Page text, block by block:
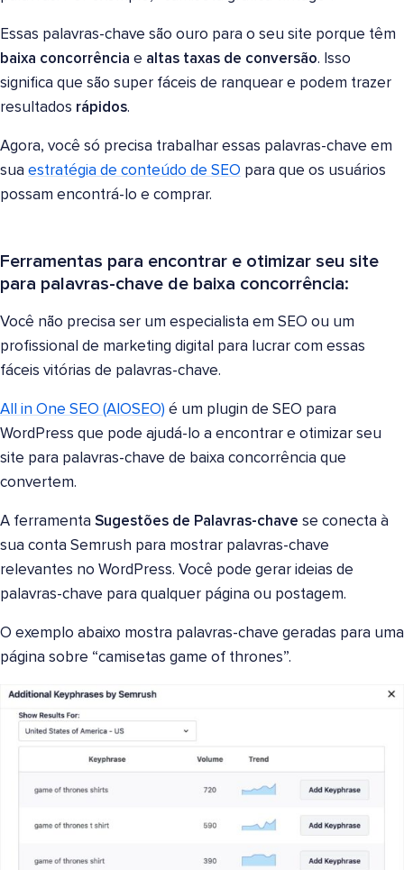
Essas palavras-chave são ouro para o seu site porque têm
baixa concorrência e altas taxas de conversão. Isso
significa que são super fáceis de ranquear e podem trazer
resultados rápidos.
Agora, você só precisa trabalhar essas palavras-chave em
sua estratégia de conteúdo de SEO para que os usuários
possam encontrá-lo e comprar.
Ferramentas para encontrar e otimizar seu site
para palavras-chave de baixa concorrência:
Você não precisa ser um especialista em SEO ou um
profissional de marketing digital para lucrar com essas
fáceis vitórias de palavras-chave.
All in One SEO (AIOSEO) é um plugin de SEO para
WordPress que pode ajudá-lo a encontrar e otimizar seu
site para palavras-chave de baixa concorrência que
convertem.
A ferramenta Sugestões de Palavras-chave se conecta à
sua conta Semrush para mostrar palavras-chave
relevantes no WordPress. Você pode gerar ideias de
palavras-chave para qualquer página ou postagem.
O exemplo abaixo mostra palavras-chave geradas para uma
página sobre “camisetas game of thrones”.